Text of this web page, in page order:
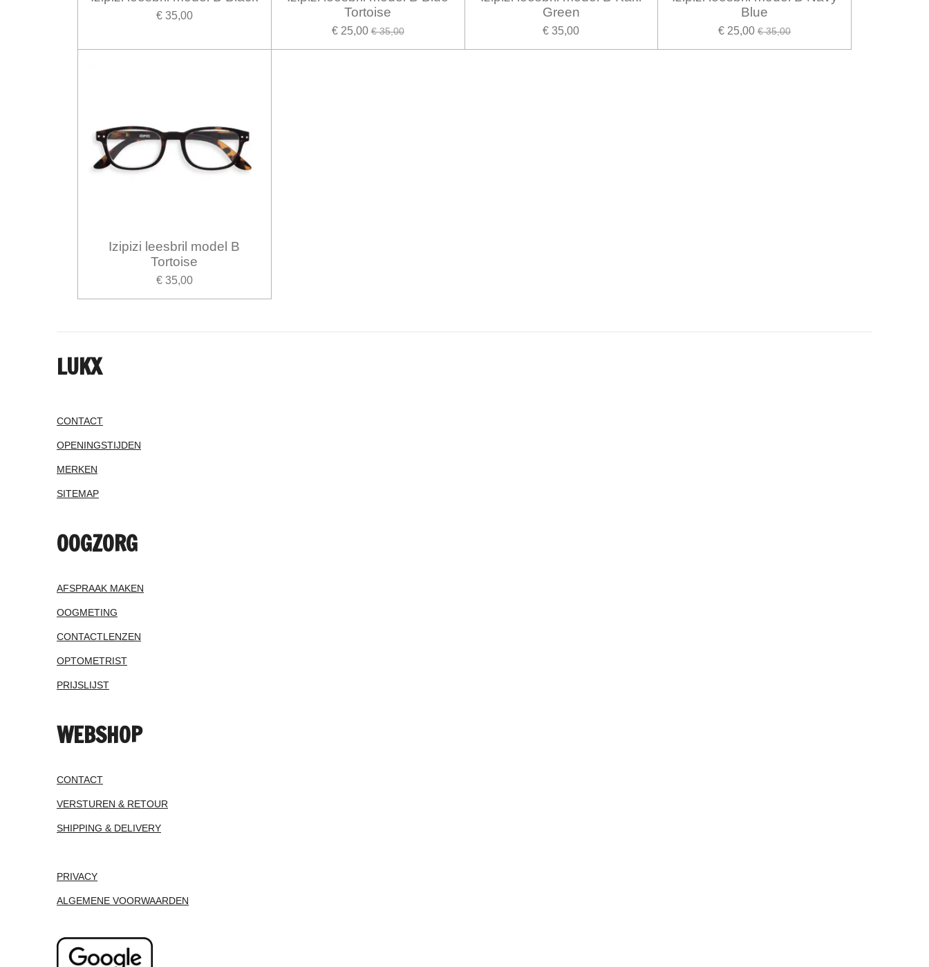
€ 35,00
Tortoise
€ 25,00 € 35,00
Green
€ 35,00
Blue
€ 25,00 € 35,00
Izipizi leesbril model B
Tortoise
€ 35,00
LUKX
CONTACT
OPENINGSTIJDEN
MERKEN
SITEMAP
OOGZORG
AFSPRAAK MAKEN
OOGMETING
CONTACTLENZEN
OPTOMETRIST
PRIJSLIJST
WEBSHOP
CONTACT
VERSTUREN & RETOUR
SHIPPING & DELIVERY
PRIVACY
ALGEMENE VOORWAARDEN